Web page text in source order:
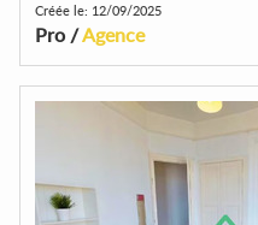
Créée le: 12/09/2025
Pro /Agence